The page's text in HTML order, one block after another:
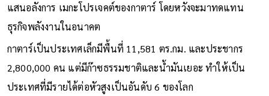
แสนอลังการ เมกะโปรเจคต์ของกาตาร์ โดยหวังจะมาทดแทน
ธุรกิจพลังงานในอนาคต
กาตาร์เป็นประเทศเล็กมีพื้นที่ 11,581 ตร.กม. และประชากร
2,800,000 คน แต่มีก๊าซธรรมชาติและน้ำมันเยอะ ทำให้เป็น
ประเทศที่มีรายได้ต่อหัวสูงเป็นอันดับ 6 ของโลก